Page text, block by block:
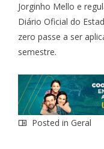
Jorginho Mello e
Diário Oficial do
zero passe a ser
semestre.
Posted in Geral